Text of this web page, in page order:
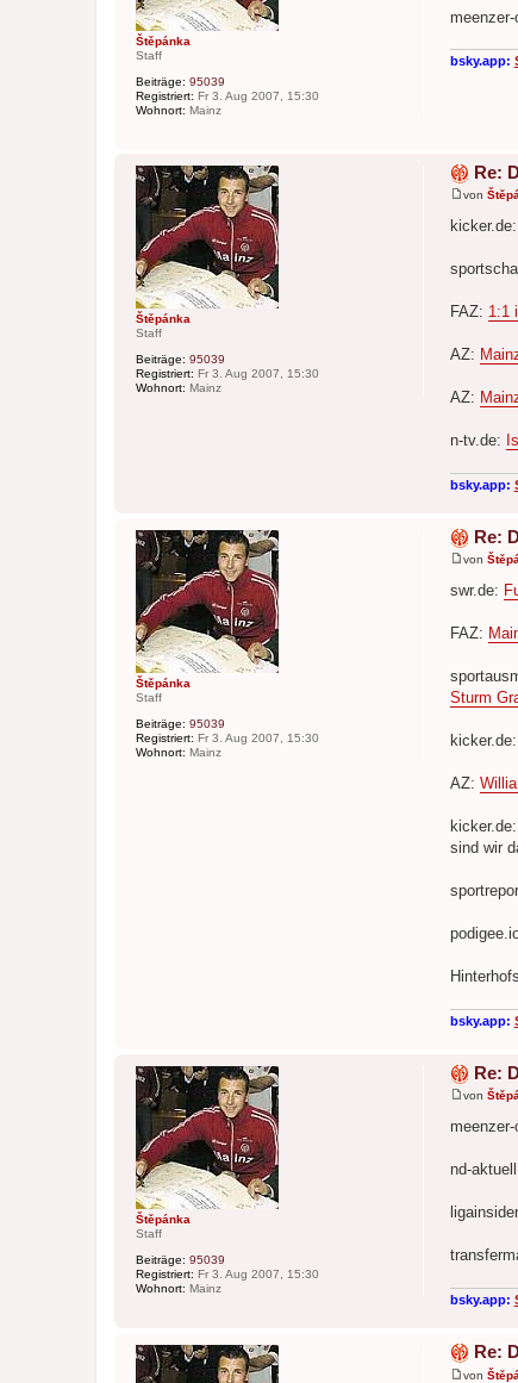
Štěpánka
Staff
Beiträge: 95039
Registriert: Fr 3. Aug 2007, 15:30
Wohnort: Mainz
g
meenzer-
bsky.app:
Štěpánka
Staff
Beiträge: 95039
Registriert: Fr 3. Aug 2007, 15:30
Wohnort: Mainz
Re:
i
a
von
kicker.de:
FAZ: 1:1
AZ:
AZ:
n-tv.de:
bsky.app:
Štěpánka
Staff
Beiträge: 95039
Registriert: Fr 3. Aug 2007, 15:30
Wohnort: Mainz
Re:
i
r
a
von
swr.de:
FAZ:
Sturm
kicker.de:
AZ:
kicker.de:
sind wir
bsky.app:
Štěpánka
Staff
Beiträge: 95039
Registriert: Fr 3. Aug 2007, 15:30
Wohnort: Mainz
Re:
e
i
r
a
von
meenzer-
nd-
bsky.app:
Re:
von